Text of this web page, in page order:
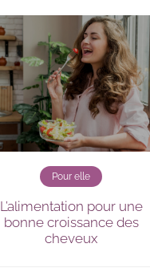
Pour elle
L’alimentation pour une
bonne croissance des
cheveux